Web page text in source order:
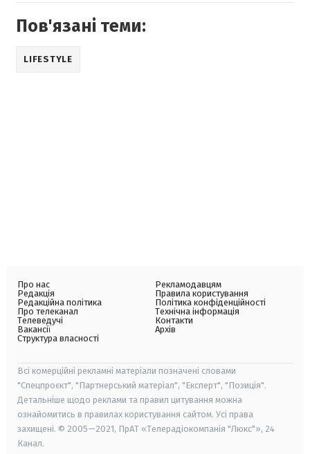
Пов'язані теми:
LIFESTYLE
Про нас
Редакція
Редакційна політика
Про телеканал
Телеведучі
Вакансії
Структура власності
Рекламодавцям
Правила користування
Політика конфіденційності
Технічна інформація
Контакти
Архів
Всі комерційні рекламні матеріали позначені словами
"Спецпроєкт", "Партнерський матеріал", "Експерт", "Позиція".
Детальніше щодо реклами та правил цитування можна
ознайомитись в правилах користування сайтом. Усі права
захищені. © 2005—2021, ПрАТ «Телерадіокомпанія "Люкс"», 24
Канал.